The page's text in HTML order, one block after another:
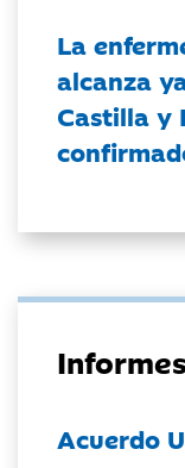
La
alcanza
Castilla y
Acuerdo